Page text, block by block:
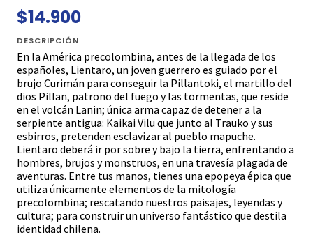
$14.900
DESCRIPCIÓN
En la América precolombina, antes de la llegada de los
españoles, Lientaro, un joven guerrero es guiado por el
brujo Curimán para conseguir la Pillantoki, el martillo del
dios Pillan, patrono del fuego y las tormentas, que reside
en el volcán Lanin; única arma capaz de detener a la
serpiente antigua: Kaikai Vilu que junto al Trauko y sus
esbirros, pretenden esclavizar al pueblo mapuche.
Lientaro deberá ir por sobre y bajo la tierra, enfrentando a
hombres, brujos y monstruos, en una travesía plagada de
aventuras. Entre tus manos, tienes una epopeya épica que
utiliza únicamente elementos de la mitología
precolombina; rescatando nuestros paisajes, leyendas y
cultura; para construir un universo fantástico que destila
identidad chilena.